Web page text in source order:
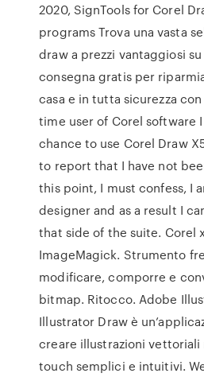
2020, SignTools for Corel
programs Trova una vasta
draw a prezzi vantaggiosi
consegna gratis per
casa e in tutta sicurezza
time user of Corel software
chance to use Corel Draw
to report that I have not
this point, I must confess, I
designer and as a result I
that side of the suite. Corel
ImageMagick. Strumento
modificare, comporre e
bitmap. Ritocco. Adobe
Illustrator Draw è
creare illustrazioni
touch semplici e intuitivi.